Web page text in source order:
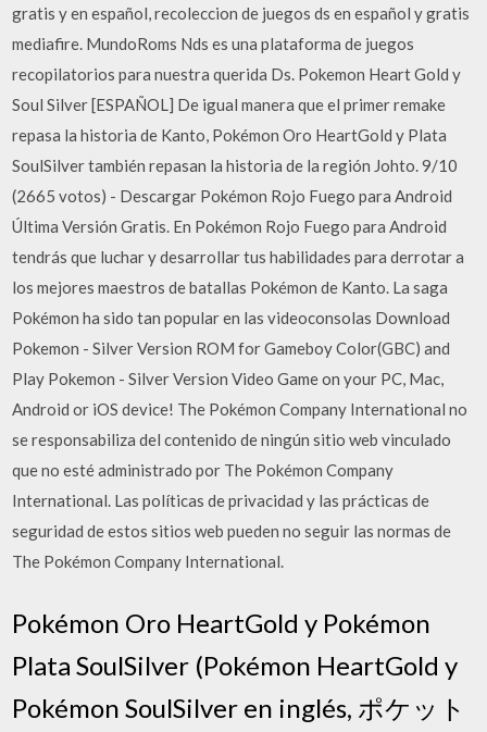
gratis y en español, recoleccion de juegos ds en español y gratis
mediafire. MundoRoms Nds es una plataforma de juegos
recopilatorios para nuestra querida Ds. Pokemon Heart Gold y
Soul Silver [ESPAÑOL] De igual manera que el primer remake
repasa la historia de Kanto, Pokémon Oro HeartGold y Plata
SoulSilver también repasan la historia de la región Johto. 9/10
(2665 votos) - Descargar Pokémon Rojo Fuego para Android
Última Versión Gratis. En Pokémon Rojo Fuego para Android
tendrás que luchar y desarrollar tus habilidades para derrotar a
los mejores maestros de batallas Pokémon de Kanto. La saga
Pokémon ha sido tan popular en las videoconsolas Download
Pokemon - Silver Version ROM for Gameboy Color(GBC) and
Play Pokemon - Silver Version Video Game on your PC, Mac,
Android or iOS device! The Pokémon Company International no
se responsabiliza del contenido de ningún sitio web vinculado
que no esté administrado por The Pokémon Company
International. Las políticas de privacidad y las prácticas de
seguridad de estos sitios web pueden no seguir las normas de
The Pokémon Company International.
Pokémon Oro HeartGold y Pokémon
Plata SoulSilver (Pokémon HeartGold y
Pokémon SoulSilver en inglés, ポケット